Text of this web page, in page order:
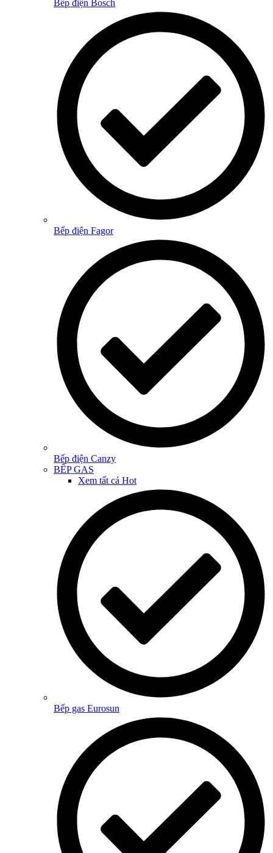
Bếp điện Bosch
Bếp điện Fagor
Bếp điện Canzy
BẾP GAS
Xem tất cả Hot
Bếp gas Eurosun